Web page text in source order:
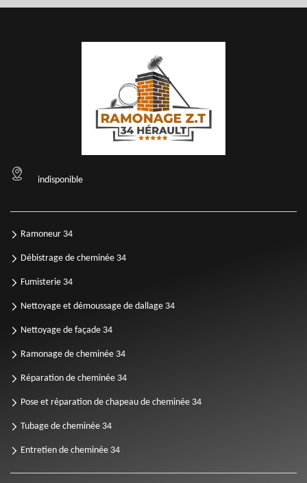
indisponible
Ramoneur 34
Débistrage de cheminée 34
Fumisterie 34
Nettoyage et démoussage de dallage 34
Nettoyage de façade 34
Ramonage de cheminée 34
Réparation de cheminée 34
Pose et réparation de chapeau de cheminée 34
Tubage de cheminée 34
Entretien de cheminée 34